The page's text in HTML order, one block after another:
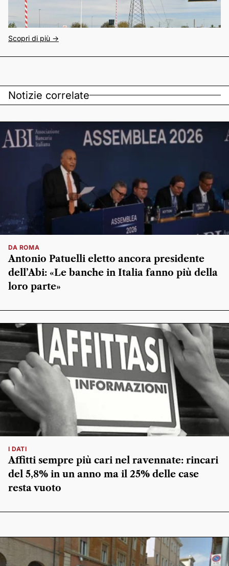
Scopri di più ->
Notizie correlate
DA ROMA
Antonio Patuelli eletto ancora presidente
dell’Abi: «Le banche in Italia fanno più della
loro parte»
I DATI
Affitti sempre più cari nel ravennate: rincari
del 5,8% in un anno ma il 25% delle case
resta vuoto